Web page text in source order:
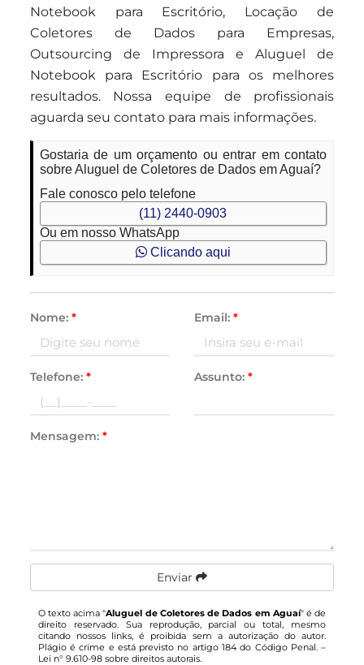
Notebook para Escritório, Locação de
Coletores de Dados para Empresas,
Outsourcing de Impressora e Aluguel de
Notebook para Escritório para os melhores
resultados. Nossa equipe de profissionais
aguarda seu contato para mais informações.
Gostaria de um orçamento ou entrar em contato
sobre Aluguel de Coletores de Dados em Aguaí?
Fale conosco pelo telefone
(11) 2440-0903
Ou em nosso WhatsApp
Clicando aqui
Nome: * Email: *
Telefone: * Assunto: *
Mensagem: *
Enviar
O texto acima "Aluguel de Coletores de Dados em Aguaí" é de
direito reservado. Sua reprodução, parcial ou total, mesmo
citando nossos links, é proibida sem a autorização do autor.
Plágio é crime e está previsto no artigo 184 do Código Penal. –
Lei n° 9.610-98 sobre direitos autorais.